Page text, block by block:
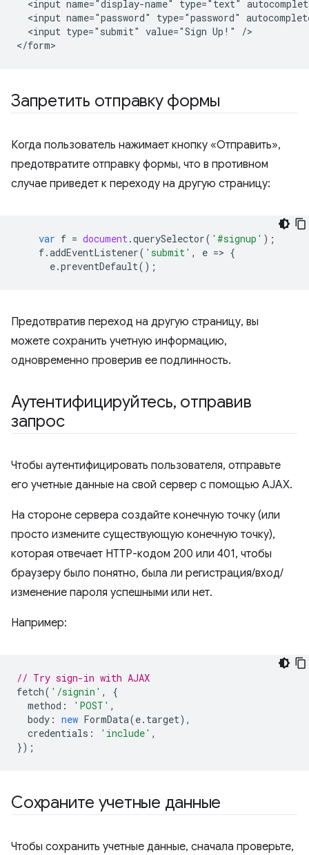
<input name="display-name" type="text"
<input name="password" type="password"
  <input type="submit" value="Sign Up!" />
Запретить отправку формы
Когда пользователь нажимает кнопку «Отправить»,
предотвратите отправку формы, что в противном
случае приведет к переходу на другую страницу:
var f = document.querySelector( '#signup' );
f.addEventListener( 'submit' , e => {
e.preventDefault();
Предотвратив переход на другую страницу, вы
можете сохранить учетную информацию,
одновременно проверив ее подлинность.
Аутентифицируйтесь, отправив
запрос
Чтобы аутентифицировать пользователя, отправьте
его учетные данные на свой сервер с помощью AJAX.
На стороне сервера создайте конечную точку (или
просто измените существующую конечную точку),
которая отвечает HTTP-кодом 200 или 401, чтобы
браузеру было понятно, была ли регистрация/вход/
изменение пароля успешными или нет.
Например:
// Try sign-in with AJAX
fetch( '/signin' ,
{
method : 'POST' ,
body : new FormData(e. target),
credentials : 'include' ,
});
Сохраните учетные данные
Чтобы сохранить учетные данные, сначала проверьте,